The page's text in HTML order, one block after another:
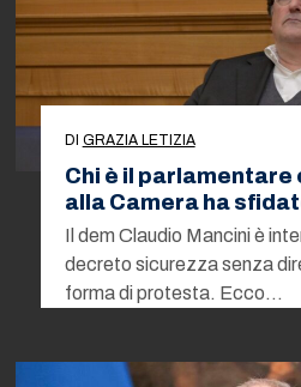
DI GRAZIA LETIZIA
Chi è il parlamentare
alla Camera ha
Il dem Claudio Mancini è
decreto sicurezza senza
forma di protesta. Ecco…